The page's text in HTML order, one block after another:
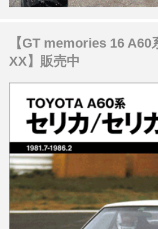
【GT memories 16
XX】販売中